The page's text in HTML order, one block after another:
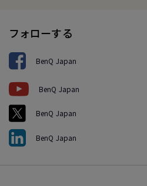
フォローする
BenQ Japan
BenQ Japan
BenQ Japan
BenQ Japan